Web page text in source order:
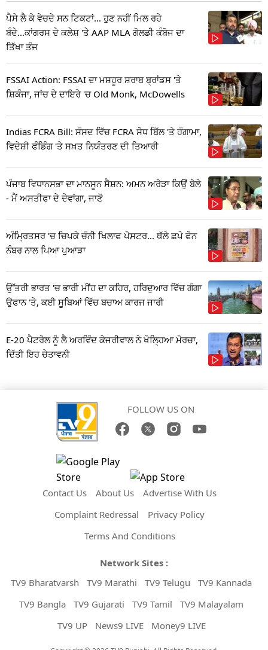
ਪੈਸੇ ਲੈ ਕੇ ਵੇਚਦੇ ਸਨ ਟਿਕਟਾਂ... ਹੁਣ ਨਹੀਂ ਮਿਲ ਰਹੇ
ਬੰਦੇ...ਕਾਂਗਰਸ ਦੇ ਕਲੇਸ਼ 'ਤੇ AAP MLA ਗੋਲਡੀ ਕੰਬੋਜ ਦਾ
ਤਿੱਖਾ ਤੰਜ
FSSAI Action: FSSAI ਦਾ ਮਸ਼ਹੂਰ ਸ਼ਰਾਬ ਬ੍ਰਾਂਡਸ 'ਤੇ
ਸ਼ਿਕੰਜਾ, ਜਾਂਚ ਦੇ ਦਾਇਰੇ 'ਚ Old Monk, McDowells
Indias FCRA Bill: ਸੰਸਦ ਵਿੱਚ FCRA ਸੋਧ ਬਿੱਲ 'ਤੇ ਹੰਗਾਮਾ,
ਵਿਦੇਸ਼ੀ ਫੰਡਿੰਗ 'ਤੇ ਸਖ਼ਤ ਨਿਯੰਤਰਣ ਦੀ ਤਿਆਰੀ
ਪੰਜਾਬ ਵਿਧਾਨਸਭਾ ਦਾ ਮਾਨਸੂਨ ਸੈਸ਼ਨ: ਅਮਨ ਅਰੋੜਾ ਕਿਉਂ ਬੋਲੇ
- ਮੈਂ ਅਸਤੀਫਾ ਦੇ ਦੇਵਾਂਗਾ, ਜਾਣੋ
ਅੰਮ੍ਰਿਤਸਰ 'ਚ ਚਿਪਕੇ ਚੰਨੀ ਖਿਲਾਫ ਪੋਸਟਰ... ਥੱਲੇ ਛਪੇ ਫੋਨ
ਨੰਬਰ ਨਾਲ ਪਿਆ ਪੁਆੜਾ
ਉੱਤਰੀ ਭਾਰਤ 'ਚ ਭਾਰੀ ਮੀਂਹ ਦਾ ਕਹਿਰ, ਹਰਿਦੁਆਰ ਵਿੱਚ ਗੰਗਾ
ਉਫਾਨ 'ਤੇ, ਕਈ ਸੂਬਿਆਂ ਵਿੱਚ ਬਚਾਅ ਕਾਰਜ ਜਾਰੀ
E-20 ਪੈਟਰੋਲ ਨੂੰ ਲੈ ਅਰਵਿੰਦ ਕੇਜਰੀਵਾਲ ਨੇ ਖੋਲ੍ਹਿਆ ਮੋਰਚਾ,
ਦਿੱਤੀ ਇਹ ਚੇਤਾਵਨੀ
FOLLOW US ON
Contact Us About Us
Advertise With Us
Complaint Redressal
Privacy Policy
Terms And Conditions
Network Sites :
TV9 Bharatvarsh
TV9 Marathi TV9 Telugu
TV9 Kannada
TV9 Bangla
TV9 Gujarati TV9 Tamil
TV9 Malayalam
TV9 UP
News9 LIVE Money9 LIVE